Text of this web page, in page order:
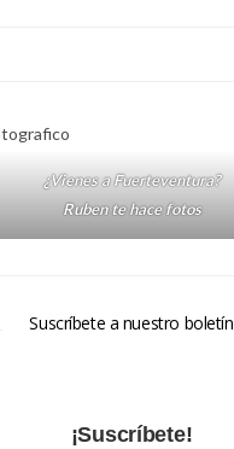
¿Vienes a Fuerteventura?
Ruben te hace fotos
Suscríbete a nuestro boletín
¡Suscríbete!